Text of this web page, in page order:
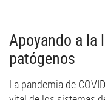
Apoyando a la
patógenos
La pandemia de